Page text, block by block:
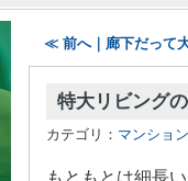
≪ 前へ｜廊下だって
特大リビング
カテゴリ： マンショ
もともとは細長